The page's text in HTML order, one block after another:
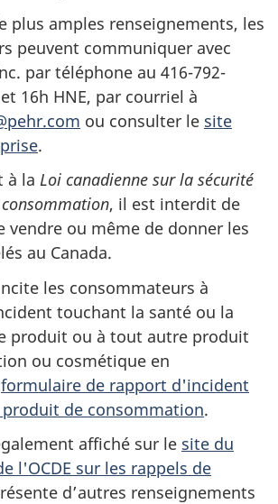
plus amples renseignements, les
peuvent communiquer avec
par téléphone au 416-792-
16h HNE, par courriel à
ou consulter le site
.
à la Loi canadienne sur la sécurité
, il est interdit de
vendre ou même de donner les
au Canada.
les consommateurs à
touchant la santé ou la
produit ou à tout autre produit
ou cosmétique en
formulaire de rapport d'incident
de consommation.
affiché sur le site du
l'OCDE sur les rappels de
d’autres renseignements